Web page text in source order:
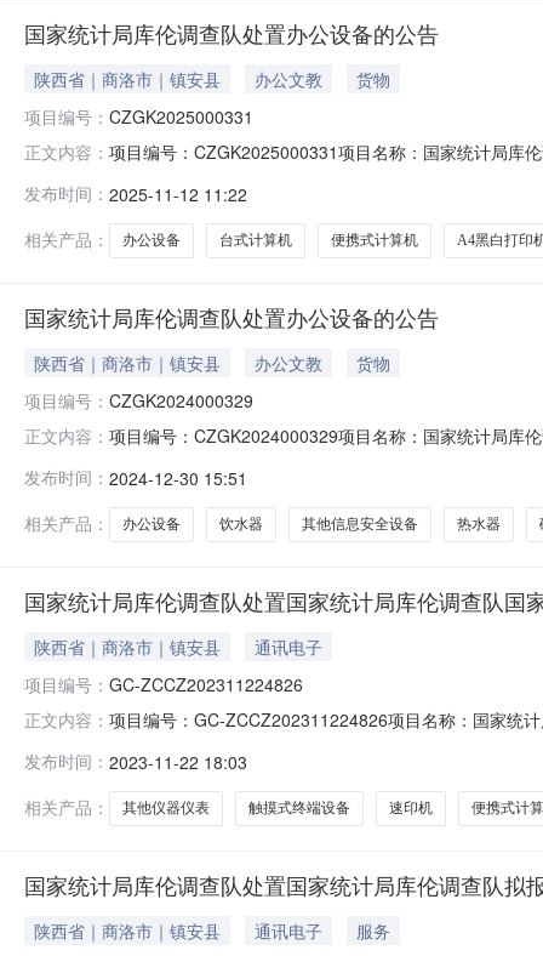
国家统计局库伦调查队处置办公设备的公告
陕西省｜商洛市｜镇安县 办公文教
货物
项目编号： CZGK2025000331
正文内容： 项目编号：CZGK2025000331项目名称：国家统计局库
式计算机14便携式计算机15便携式计算机16A4黑白打印
发布时间： 2025-11-12 11:22
相关产品：
办公设备 台式计算机 便携式计算机 A4黑白打印
国家统计局库伦调查队处置办公设备的公告
陕西省｜商洛市｜镇安县 办公文教
货物
项目编号： CZGK2024000329
正文内容： 项目编号：CZGK2024000329项目名称：国家统计局库
他信息安全设备13热水器14碎纸机15便携式计算机16便
发布时间： 2024-12-30 15:51
相关产品：
办公设备 饮水器 其他信息安全设备 热水器
国家统计局库伦调查队处置国家统计局库伦调查队
陕西省｜商洛市｜镇安县
通讯电子
项目编号： GC-ZCCZ202311224826
正文内容： 项目编号：GC-ZCCZ202311224826项目名称：国家统
式：13204158848处置服务机构网址链接：资产处置清
式计算机18传
发布时间： 2023-11-22 18:03
相关产品：
其他仪器仪表 触摸式终端设备 速印机 便携式计
国家统计局库伦调查队处置国家统计局库伦调查队拟
陕西省｜商洛市｜镇安县 通讯电子
服务